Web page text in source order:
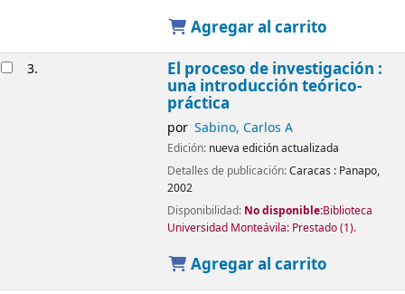
Agregar al carrito
3. El proceso de investigación :
una introducción teórico-
práctica
por Sabino, Carlos A
Edición: nueva edición actualizada
Detalles de publicación:Caracas : Panapo,
2002
Disponibilidad: No disponible:Biblioteca
Universidad Monteávila: Prestado(1).
Agregar al carrito